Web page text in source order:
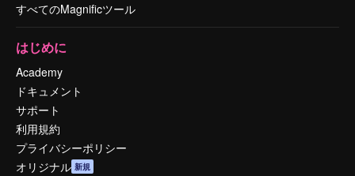
すべてのMagnificツール
はじめに
Academy
ドキュメント
サポート
利用規約
プライバシーポリシー
オリジナル 新規